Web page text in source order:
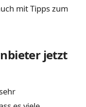
mit Tipps zum
jetzt